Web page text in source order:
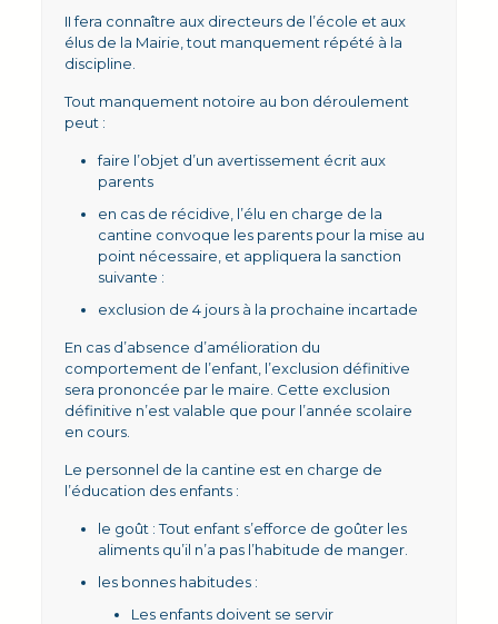
II fera connaître aux directeurs de l’école et aux
élus de la Mairie, tout manquement répété à la
discipline.
Tout manquement notoire au bon déroulement
peut :
faire l’objet d’un avertissement écrit aux
parents
en cas de récidive, l’élu en charge de la
cantine convoque les parents pour la mise au
point nécessaire, et appliquera la sanction
suivante :
exclusion de 4 jours à la prochaine incartade
En cas d’absence d’amélioration du
comportement de l’enfant, l’exclusion définitive
sera prononcée par le maire. Cette exclusion
définitive n’est valable que pour l’année scolaire
en cours.
Le personnel de la cantine est en charge de
l’éducation des enfants :
le goût : Tout enfant s’efforce de goûter les
aliments qu’il n’a pas l’habitude de manger.
les bonnes habitudes :
Les enfants doivent se servir